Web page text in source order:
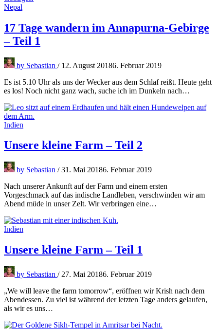
Nepal
17 Tage wandern im Annapurna-Gebirge
– Teil 1
by Sebastian / 12. August 20186. Februar 2019
Es ist 5.10 Uhr als uns der Wecker aus dem Schlaf reißt. Heute geht
es los! Noch nicht ganz wach, suche ich im Dunkeln nach…
Indien
Unsere kleine Farm – Teil 2
by Sebastian / 31. Mai 20186. Februar 2019
Nach unserer Ankunft auf der Farm und einem ersten
Vorgeschmack auf das indische Landleben, verschwinden wir am
Abend müde in unser Zelt. Wir verbringen eine…
Indien
Unsere kleine Farm – Teil 1
by Sebastian / 27. Mai 20186. Februar 2019
„We will leave the farm tomorrow“, eröffnen wir Krish nach dem
Abendessen. Zu viel ist während der letzten Tage anders gelaufen,
als wir es uns…